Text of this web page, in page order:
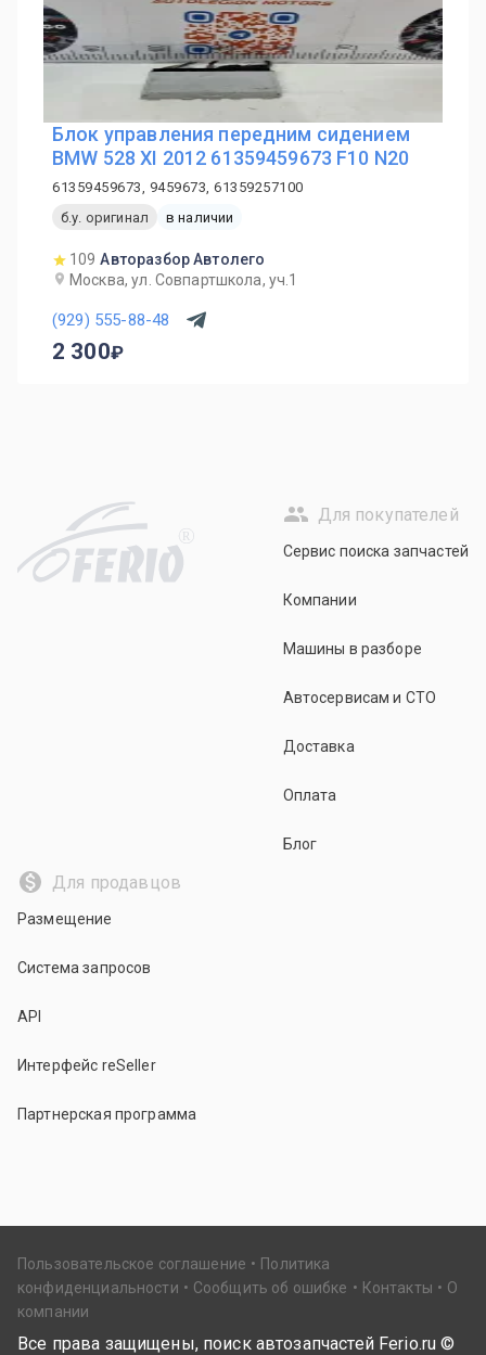
Блок управления передним сидением
BMW 528 XI 2012 61359459673 F10 N20
61359459673, 9459673, 61359257100
б.у. оригинал
в наличии
109 Авторазбор Автолего
Москва, ул. Совпартшкола, уч.1
(929) 555-88-48
2 300
R
Для покупателей
Сервис поиска запчастей
Компании
Машины в разборе
Автосервисам и СТО
Доставка
Оплата
Блог
Для продавцов
Размещение
Система запросов
API
Интерфейс reSeller
Партнерская программа
Пользовательское соглашение
Политика
конфиденциальности
Сообщить об ошибке Контакты
О
компании
Все права защищены, поиск автозапчастей Ferio.ru ©